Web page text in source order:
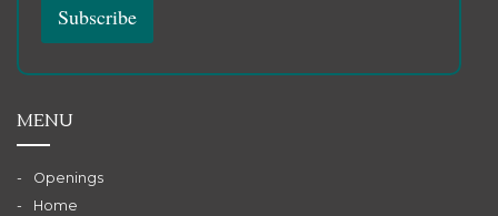
MENU
Openings
Home